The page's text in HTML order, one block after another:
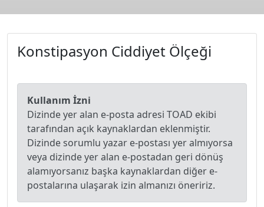
Konstipasyon Ciddiyet Ölçeği
Kullanım İzni
Dizinde yer alan e-posta adresi TOAD ekibi
tarafından açık kaynaklardan eklenmiştir.
Dizinde sorumlu yazar e-postası yer almıyorsa
veya dizinde yer alan e-postadan geri dönüş
alamıyorsanız başka kaynaklardan diğer e-
postalarına ulaşarak izin almanızı öneririz.